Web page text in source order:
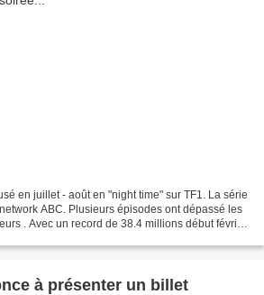
en juillet - août en "night time" sur TF1. La série
ABC. Plusieurs épisodes ont dépassé les
. Avec un record de 38.4 millions début février,
à présenter un billet